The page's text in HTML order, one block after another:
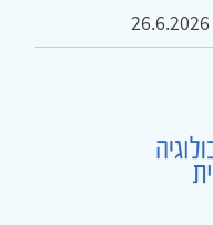
26.6.2026